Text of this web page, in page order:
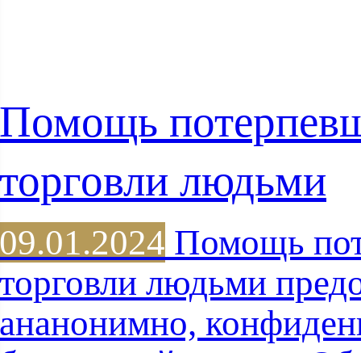
Помощь
торговли людьми
09.01.2024 Помощь
торговли людьми
ананонимно,